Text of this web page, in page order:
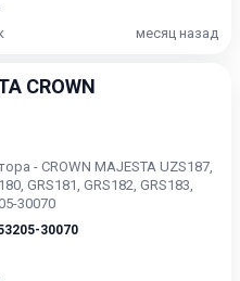
месяц назад
CROWN
- CROWN MAJESTA UZS187,
GRS181, GRS182, GRS183,
30070
30070